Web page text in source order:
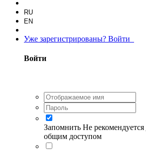
RU
EN
Уже зарегистрированы? Войти
Войти
Запомнить Не
общим доступом